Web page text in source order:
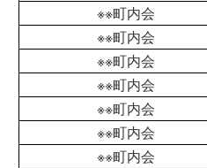
※※町内会
※※町内会
※※町内会
※※町内会
※※町内会
※※町内会
※※町内会